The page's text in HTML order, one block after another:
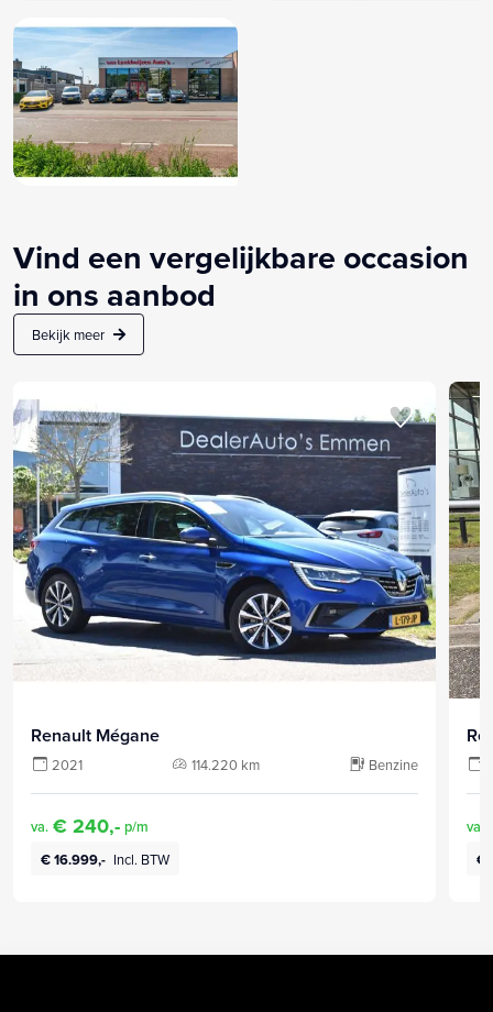
Vind een vergelijkbare occasion
in ons aanbod
Bekijk meer
Renault Mégane
2021 114.220 km Benzine
va. € 240,- p/m
€ 16.999,- Incl. BTW
va.
€